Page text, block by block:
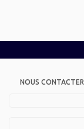
NOUS CONTACTER